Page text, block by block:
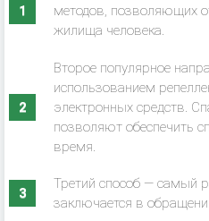
методов, позволяющих
жилища человека.
Второе популярное
использованием
электронных средств.
позволяют обеспечить
время.
Третий способ — самый
заключается в